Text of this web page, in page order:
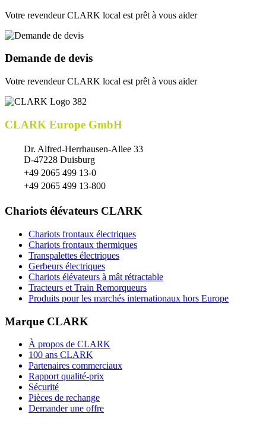
Votre revendeur CLARK local est prêt à vous aider
Demande de devis
Votre revendeur CLARK local est prêt à vous aider
CLARK Europe GmbH
Dr. Alfred-Herrhausen-Allee 33
D-47228 Duisburg
+49 2065 499 13-0
+49 2065 499 13-800
Chariots élévateurs CLARK
Chariots frontaux électriques
Chariots frontaux thermiques
Transpalettes électriques
Gerbeurs électriques
Chariots élévateurs à mât rétractable
Tracteurs et Train Remorqueurs
Produits pour les marchés internationaux hors Europe
Marque CLARK
À propos de CLARK
100 ans CLARK
Partenaires commerciaux
Rapport qualité-prix
Sécurité
Pièces de rechange
Demander une offre